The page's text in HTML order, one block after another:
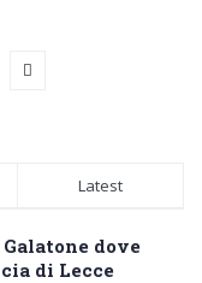
Latest
dove
di Lecce